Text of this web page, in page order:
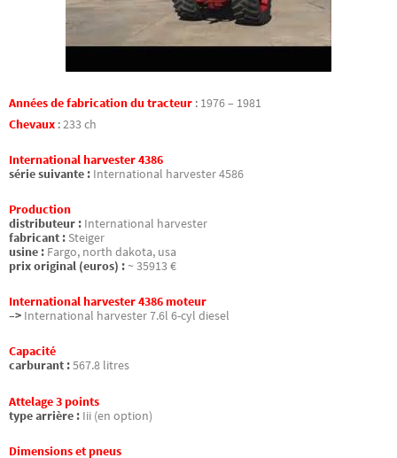
Années de fabrication du tracteur : 1976 – 1981
Chevaux :233 ch
International harvester 4386
série suivante : International harvester 4586
Production
distributeur : International harvester
fabricant : Steiger
usine : Fargo, north dakota, usa
prix original (euros) : ~ 35913 €
International harvester 4386 moteur
–> International harvester 7.6l 6-cyl diesel
Capacité
carburant :567.8 litres
Attelage 3 points
type arrière : Iii (en option)
Dimensions et pneus